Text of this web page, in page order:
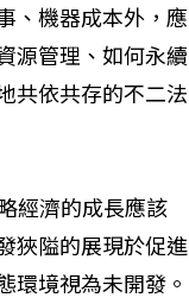
、機器成本外，應
源管理、如何永續
共依共存的不二法
經濟的成長應該
狹隘的展現於促進
環境視為未開發。